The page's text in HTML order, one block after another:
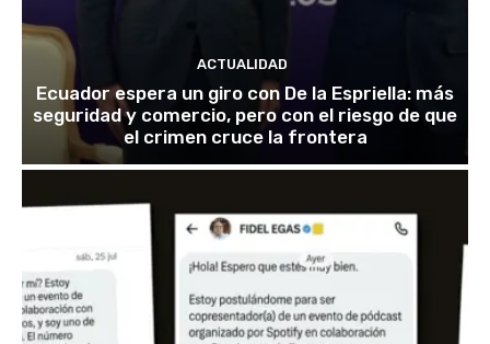
ACTUALIDAD
Ecuador espera un giro con De la Espriella: más
seguridad y comercio, pero con el riesgo de que
el crimen cruce la frontera